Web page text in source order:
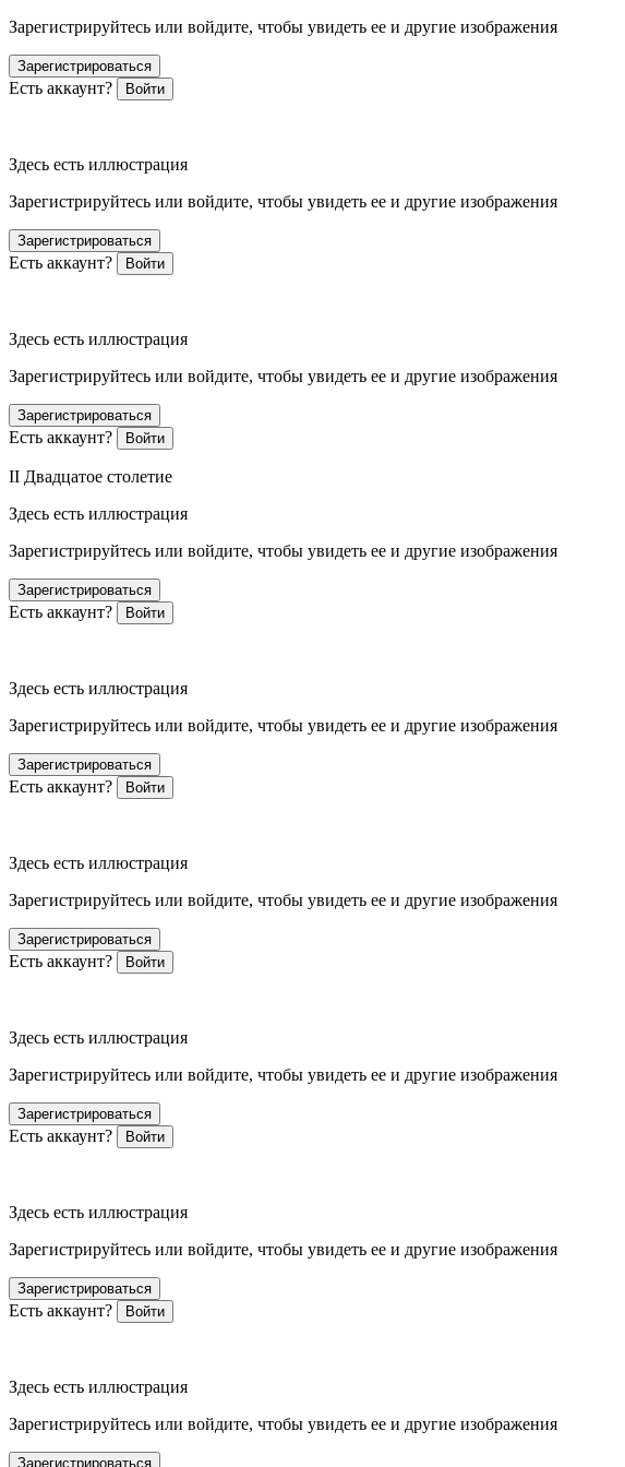
Зарегистрируйтесь или войдите, чтобы увидеть ее и другие изображения
Зарегистрироваться
Есть аккаунт? Войти
Здесь есть иллюстрация
Зарегистрируйтесь или войдите, чтобы увидеть ее и другие изображения
Зарегистрироваться
Есть аккаунт? Войти
Здесь есть иллюстрация
Зарегистрируйтесь или войдите, чтобы увидеть ее и другие изображения
Зарегистрироваться
Есть аккаунт? Войти
II Двадцатое столетие
Здесь есть иллюстрация
Зарегистрируйтесь или войдите, чтобы увидеть ее и другие изображения
Зарегистрироваться
Есть аккаунт? Войти
Здесь есть иллюстрация
Зарегистрируйтесь или войдите, чтобы увидеть ее и другие изображения
Зарегистрироваться
Есть аккаунт? Войти
Здесь есть иллюстрация
Зарегистрируйтесь или войдите, чтобы увидеть ее и другие изображения
Зарегистрироваться
Есть аккаунт? Войти
Здесь есть иллюстрация
Зарегистрируйтесь или войдите, чтобы увидеть ее и другие изображения
Зарегистрироваться
Есть аккаунт? Войти
Здесь есть иллюстрация
Зарегистрируйтесь или войдите, чтобы увидеть ее и другие изображения
Зарегистрироваться
Есть аккаунт? Войти
Здесь есть иллюстрация
Зарегистрируйтесь или войдите, чтобы увидеть ее и другие изображения
Зарегистрироваться